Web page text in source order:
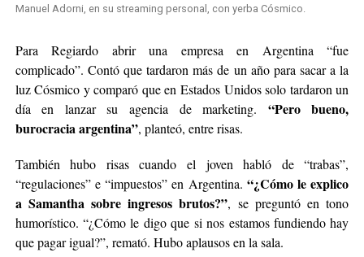
Manuel Adorni, en su streaming personal, con yerba Cósmico.
Para Regiardo abrir una empresa en Argentina “fue
complicado”. Contó que tardaron más de un año para sacar a la
luz Cósmico y comparó que en Estados Unidos solo tardaron un
día en lanzar su agencia de marketing. “Pero bueno,
burocracia argentina”, planteó, entre risas.
También hubo risas cuando el joven habló de “trabas”,
“regulaciones” e “impuestos” en Argentina. “¿Cómo le explico
a Samantha sobre ingresos brutos?”, se preguntó en tono
humorístico. “¿Cómo le digo que si nos estamos fundiendo hay
que pagar igual?”, remató. Hubo aplausos en la sala.